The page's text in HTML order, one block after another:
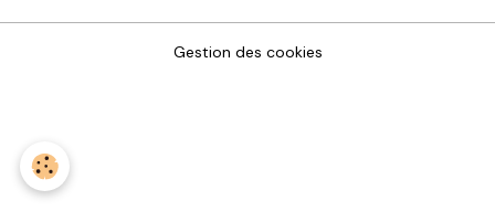
Gestion des cookies